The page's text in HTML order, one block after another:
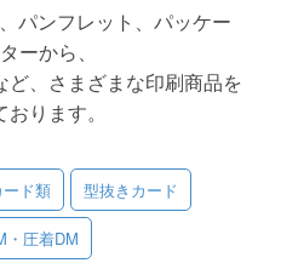
パンフレット、パッケー
ーから、
、さまざまな印刷商品を
ります。
ド類 型抜きカード
・圧着DM